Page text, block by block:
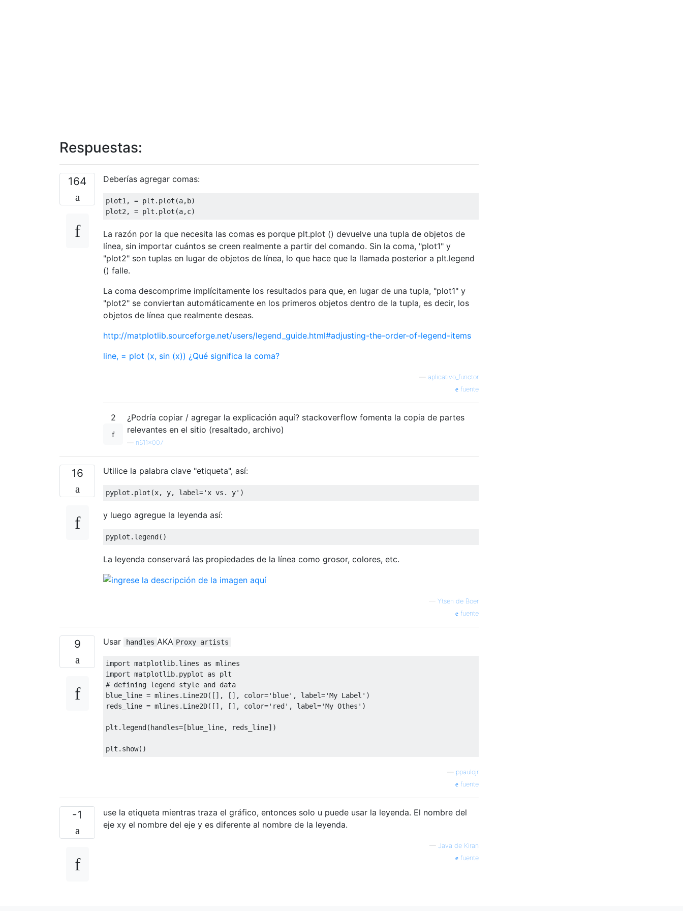
Respuestas:
164 Deberías agregar comas:
plot1 , = plt . plot (a,b)
plot2 , = plt . plot (a,c)
La razón por la que necesita las comas es porque plt.plot () devuelve una tupla de objetos de
línea, sin importar cuántos se creen realmente a partir del comando. Sin la coma, "plot1" y
"plot2" son tuplas en lugar de objetos de línea, lo que hace que la llamada posterior a plt.legend
() falle.
La coma descomprime implícitamente los resultados para que, en lugar de una tupla, "plot1" y
"plot2" se conviertan automáticamente en los primeros objetos dentro de la tupla, es decir, los
objetos de línea que realmente deseas.
http://matplotlib.sourceforge.net/users/legend_guide.html#adjusting-the-order-of-legend-items
line, = plot (x, sin (x)) ¿Qué significa la coma?
aplicativo_functor
fuente
2
¿Podría copiar / agregar la explicación aquí? stackoverflow fomenta la copia de partes
relevantes en el sitio (resaltado, archivo)
n611x007
16 Utilice la palabra clave "etiqueta", así:
pyplot . plot (x, y, label='x vs. y' )
y luego agregue la leyenda así:
pyplot . legend()
La leyenda conservará las propiedades de la línea como grosor, colores, etc.
— Ytsen de Boer
fuente
9 Usar handles AKA Proxy artists
import matplotlib. lines as
import matplotlib. pyplot as
# defining legend style and data
blue_line = mlines . Line2D([], [], color='blue' , label='My Label' )
reds_line = mlines . Line2D([], [], color='red' , label='My Othes' )
plt . legend ( handles=[ blue_line, reds_line])
plt . show()
ppaulojr
fuente
-1
use la etiqueta mientras traza el gráfico, entonces solo u puede usar la leyenda. El nombre del
eje xy el nombre del eje y es diferente al nombre de la leyenda.
— Java de Kiran
fuente